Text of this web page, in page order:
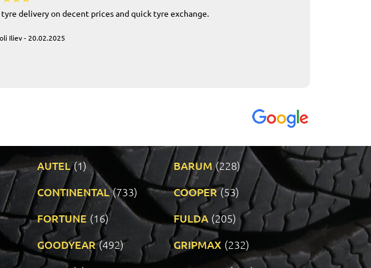
tyre delivery on decent prices and quick tyre exchange.
Iliev - 20.02.2025
AUTEL (1) BARUM (228)
CONTINENTAL (733) COOPER (53)
FORTUNE (16) FULDA (205)
GOODYEAR (492) GRIPMAX (232)